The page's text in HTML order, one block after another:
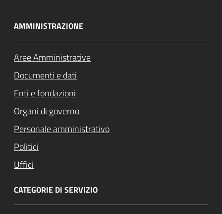
AMMINISTRAZIONE
Aree Amministrative
Documenti e dati
Enti e fondazioni
Organi di governo
Personale amministrativo
Politici
Uffici
CATEGORIE DI SERVIZIO